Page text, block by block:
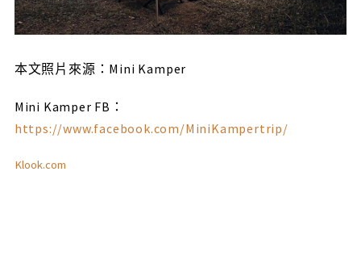
本文照片來源：Mini Kamper
Mini Kamper FB：
https://www.facebook.com/MiniKampertrip/
Klook.com